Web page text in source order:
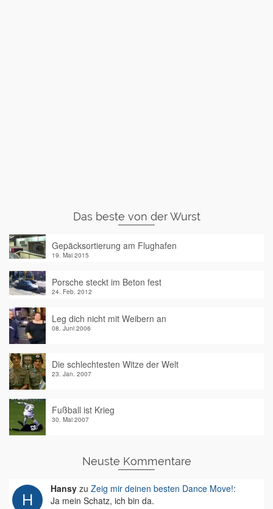
Das beste von der Wurst
Gepäcksortierung am Flughafen
19. Mai 2015
Porsche steckt im Beton fest
24. Feb. 2012
Leg dich nicht mit Weibern an
08. Juni 2006
Die schlechtesten Witze der Welt
23. Jan. 2007
Fußball ist Krieg
30. Mai 2007
Neuste Kommentare
Hansy zu Zeig mir deinen besten Dance Move!:
Ja mein Schatz, ich bin da.